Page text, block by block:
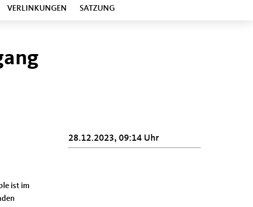
VERLINKUNGEN SATZUNG
ist im
28.12.2023, 09:14 Uhr